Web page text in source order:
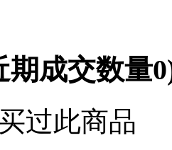
期成交数量0
过此商品